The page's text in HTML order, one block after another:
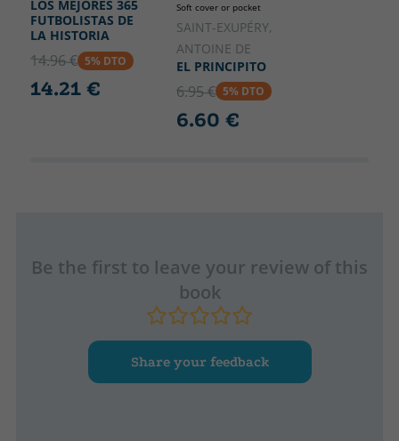
LOS MEJORES 365
FUTBOLISTAS DE
LA HISTORIA
14.96 € 5% DTO
14.21 €
Soft cover or pocket
SAINT-EXUPÉRY,
ANTOINE DE
EL PRINCIPITO
6.95 € 5% DTO
6.60 €
Be the first to leave your review of this
book
Share your feedback